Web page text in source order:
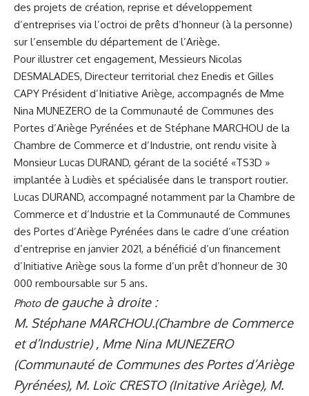
des projets de création, reprise et développement
d’entreprises via l’octroi de prêts d’honneur (à la personne)
sur l’ensemble du département de l’Ariège.
Pour illustrer cet engagement, Messieurs Nicolas
DESMALADES, Directeur territorial chez Enedis et Gilles
CAPY Président d’Initiative Ariège, accompagnés de Mme
Nina MUNEZERO de la Communauté de Communes des
Portes d’Ariège Pyrénées et de Stéphane MARCHOU de la
Chambre de Commerce et d’Industrie, ont rendu visite à
Monsieur Lucas DURAND, gérant de la société «TS3D »
implantée à Ludiès et spécialisée dans le transport routier.
Lucas DURAND, accompagné notamment par la Chambre de
Commerce et d’Industrie et la Communauté de Communes
des Portes d’Ariège Pyrénées dans le cadre d’une création
d’entreprise en janvier 2021, a bénéficié d’un financement
d’Initiative Ariège sous la forme d’un prêt d’honneur de 30
000 remboursable sur 5 ans.
Photo de gauche à droite :
M. Stéphane MARCHOU.(Chambre de Commerce
et d’Industrie) , Mme Nina MUNEZERO
(Communauté de Communes des Portes d’Ariège
Pyrénées), M. Loïc CRESTO (Initative Ariège), M.